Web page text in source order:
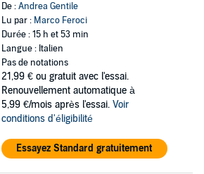
De :Andrea Gentile
Lu par : Marco Feroci
Durée : 15 h et 53 min
Langue : Italien
Pas de notations
21,99 € ou gratuit avec l'essai.
Renouvellement automatique à
5,99 €/mois après l'essai. Voir
conditions d'éligibilité
Essayez Standard gratuitement